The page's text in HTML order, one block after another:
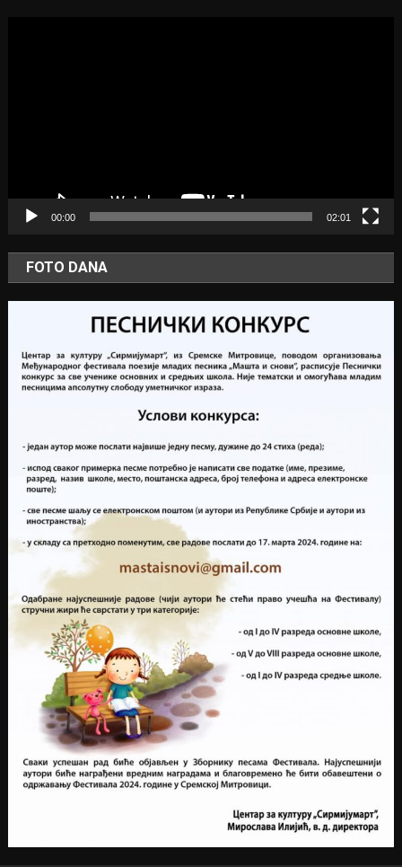
00:00 02:01
FOTO DANA